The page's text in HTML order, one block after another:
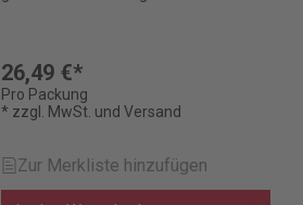
26,49 €*
Pro Packung
* zzgl. MwSt. und Versand
Zur Merkliste hinzufügen